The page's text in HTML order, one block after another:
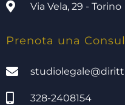
Via Vela, 29 - Torino
Prenota una
328-2408154